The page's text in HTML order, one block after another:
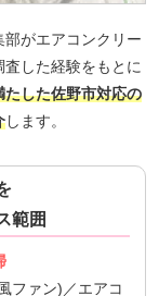
がエアコンクリー
した経験をもとに
した佐野市対応の
します。
範囲
ファン)／エアコ